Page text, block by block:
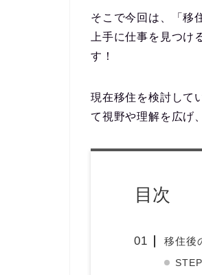
そこで今回は、「移
上手に仕事を見つ
す！
現在移住を検討して
て視野や理解を広げ
目次
移住後